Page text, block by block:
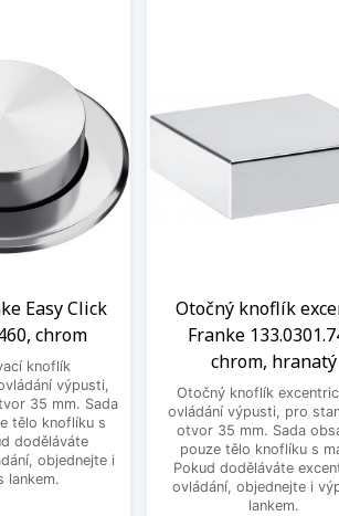
Easy Click
chrom
knoflík
výpusti,
35 mm. Sada
tělo knoflíku s
doděláváte
objednejte i
lankem.
Otočný knoflík
Franke
chrom, hranatý
Otočný knoflík
ovládání výpusti, pro
otvor 35 mm. Sada
pouze tělo knoflíku s
Pokud doděláváte
ovládání, objednejte i
lankem.